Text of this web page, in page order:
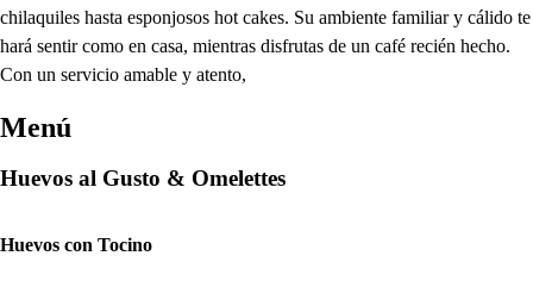
chilaquiles hasta esponjosos hot cakes. Su ambiente familiar y cálido te
hará sentir como en casa, mientras disfrutas de un café recién hecho.
Con un servicio amable y atento,
Menú
Huevos al Gusto & Omelettes
Huevos con Tocino